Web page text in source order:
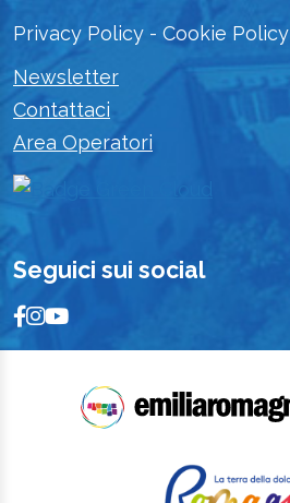
Privacy Policy - Cookie Policy
Newsletter
Contattaci
Area Operatori
Seguici sui social